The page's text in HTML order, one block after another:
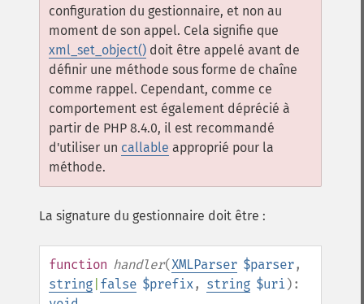
configuration du gestionnaire, et non au
moment de son appel. Cela signifie que
xml_set_object() doit être appelé avant de
définir une méthode sous forme de chaîne
comme rappel. Cependant, comme ce
comportement est également déprécié à
partir de PHP 8.4.0, il est recommandé
d'utiliser un callable approprié pour la
méthode.
La signature du gestionnaire doit être :
function handler(XMLParser $parser,
string false $prefix, string $uri):